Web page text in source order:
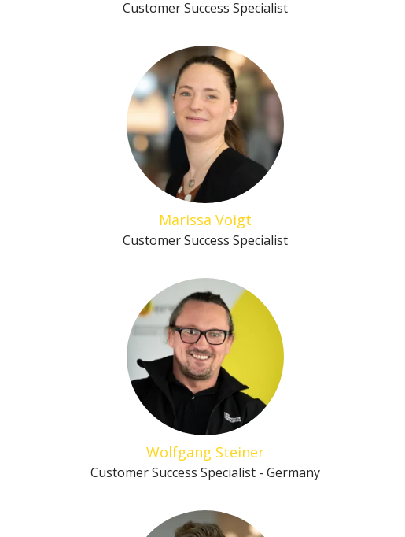
Customer Success Specialist
Marissa Voigt
Customer Success Specialist
Wolfgang Steiner
Customer Success Specialist - Germany